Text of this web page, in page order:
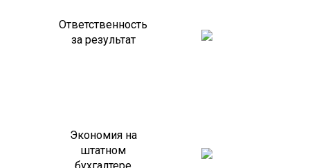
Ответственность
за результат
Экономия на
штатном